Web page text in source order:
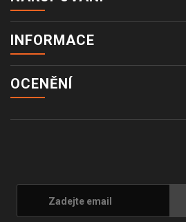
INFORMACE
OCENĚNÍ